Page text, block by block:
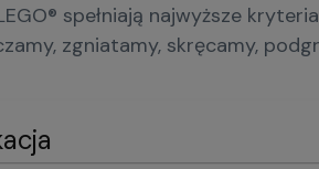
spełniają najwyższe
zgniatamy, skręcamy,